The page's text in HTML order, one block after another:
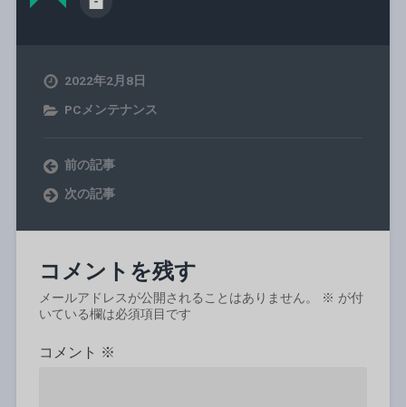
2022年2月8日
PCメンテナンス
前の記事
次の記事
コメントを残す
メールアドレスが公開されることはありません。 ※ が付
いている欄は必須項目です
コメント ※